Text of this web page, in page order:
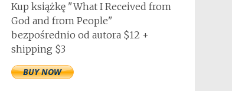
Kup książkę "What I Received from
God and from People"
bezpośrednio od autora $12 +
shipping $3